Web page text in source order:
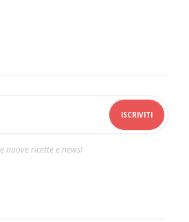
nuove ricette e news!